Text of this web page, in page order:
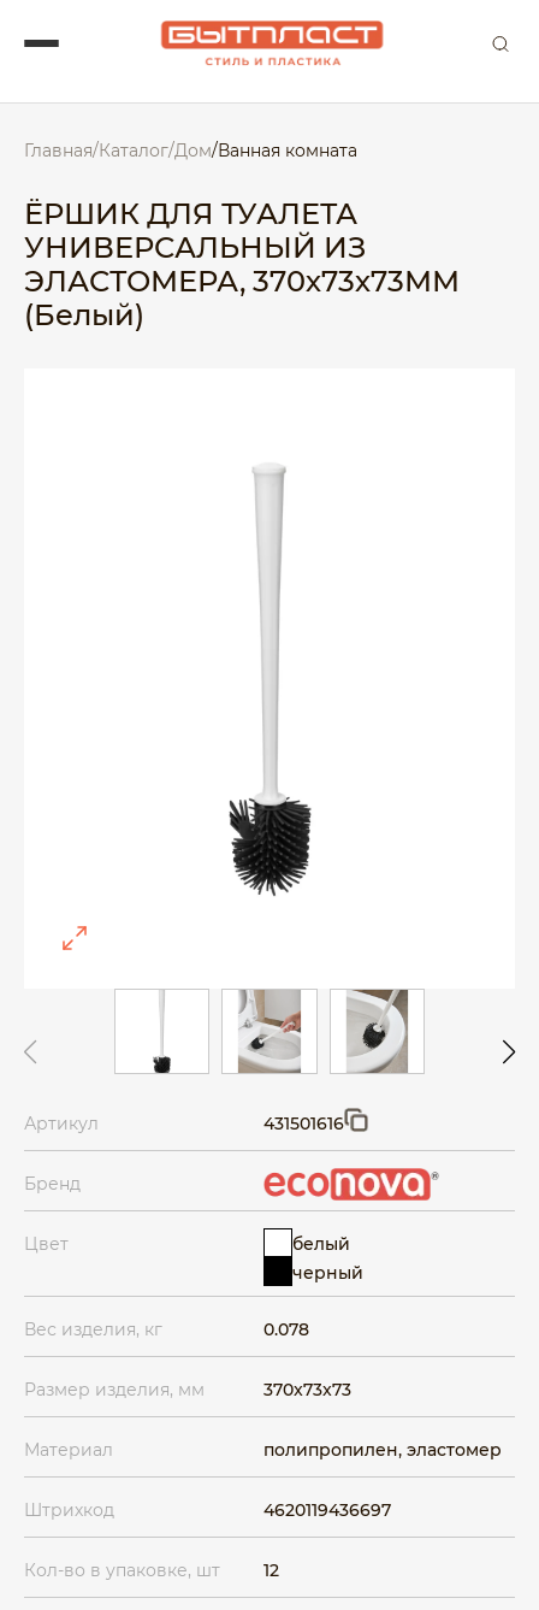
Главная/Каталог/Дом/Ванная комната
ЁРШИК ДЛЯ ТУАЛЕТА
УНИВЕРСАЛЬНЫЙ ИЗ
ЭЛАСТОМЕРА, 370х73х73ММ
(Белый)
Артикул 431501616
Бренд
Цвет
белый
черный
Вес изделия, кг 0.078
Размер изделия, мм 370x73x73
Материал полипропилен, эластомер
Штрихкод 4620119436697
Кол-во в упаковке, шт 12